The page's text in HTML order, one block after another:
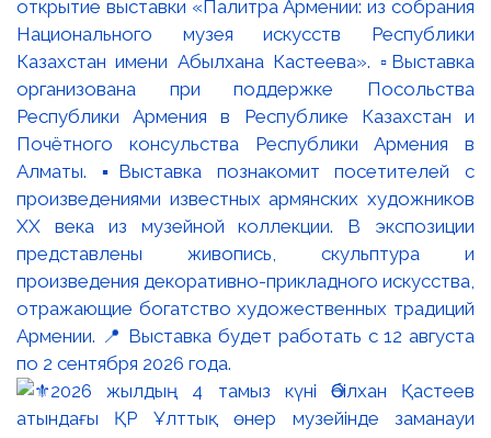
открытие выставки «Палитра Армении: из собрания
Национального музея искусств Республики
Казахстан имени Абылхана Кастеева». ▫️Выставка
организована при поддержке Посольства
Республики Армения в Республике Казахстан и
Почётного консульства Республики Армения в
Алматы. ▪️Выставка познакомит посетителей с
произведениями известных армянских художников
XX века из музейной коллекции. В экспозиции
представлены живопись, скульптура и
произведения декоративно-прикладного искусства,
отражающие богатство художественных традиций
Армении. 📍 Выставка будет работать с 12 августа
по 2 сентября 2026 года.